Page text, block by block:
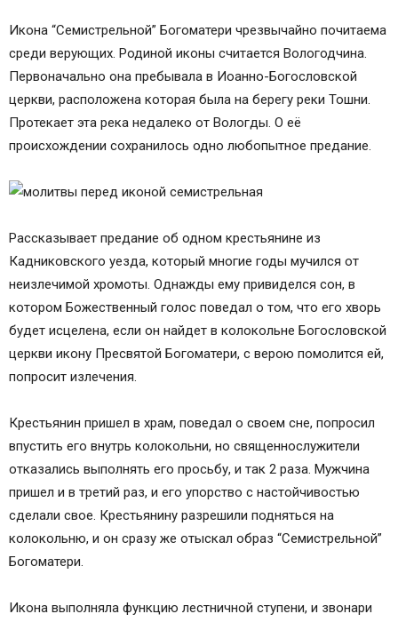
Икона “Семистрельной” Богоматери чрезвычайно почитаема
среди верующих. Родиной иконы считается Вологодчина.
Первоначально она пребывала в Иоанно-Богословской
церкви, расположена которая была на берегу реки Тошни.
Протекает эта река недалеко от Вологды. О её
происхождении сохранилось одно любопытное предание.
Рассказывает предание об одном крестьянине из
Кадниковского уезда, который многие годы мучился от
неизлечимой хромоты. Однажды ему привиделся сон, в
котором Божественный голос поведал о том, что его хворь
будет исцелена, если он найдет в колокольне Богословской
церкви икону Пресвятой Богоматери, с верою помолится ей,
попросит излечения.
Крестьянин пришел в храм, поведал о своем сне, попросил
впустить его внутрь колокольни, но священнослужители
отказались выполнять его просьбу, и так 2 раза. Мужчина
пришел и в третий раз, и его упорство с настойчивостью
сделали свое. Крестьянину разрешили подняться на
колокольню, и он сразу же отыскал образ “Семистрельной”
Богоматери.
Икона выполняла функцию лестничной ступени, и звонари